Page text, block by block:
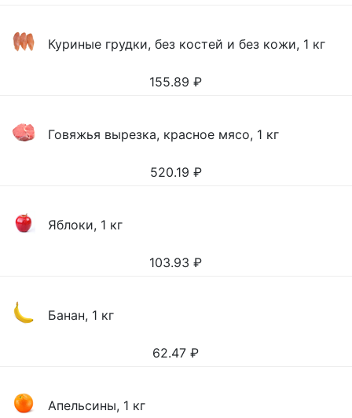
Куриные грудки, без костей и без кожи, 1 кг
155.89 ₽
Говяжья вырезка, красное мясо, 1 кг
520.19 ₽
Яблоки, 1 кг
103.93 ₽
Банан, 1 кг
62.47 ₽
Апельсины, 1 кг